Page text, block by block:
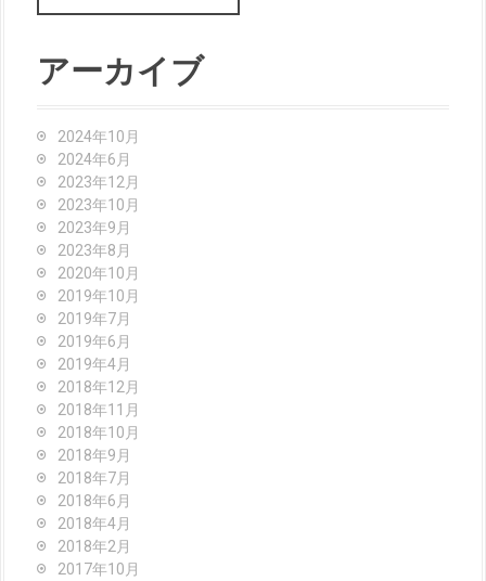
a
c
h
アーカイブ
2024年10月
2024年6月
2023年12月
2023年10月
2023年9月
2023年8月
2020年10月
2019年10月
2019年7月
2019年6月
2019年4月
2018年12月
2018年11月
2018年10月
2018年9月
2018年7月
2018年6月
2018年4月
2018年2月
2017年10月